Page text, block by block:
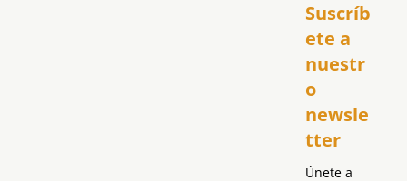
Suscríb
ete a
nuestr
o
newsle
tter
Únete a